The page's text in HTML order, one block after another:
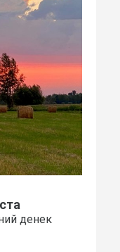
денек